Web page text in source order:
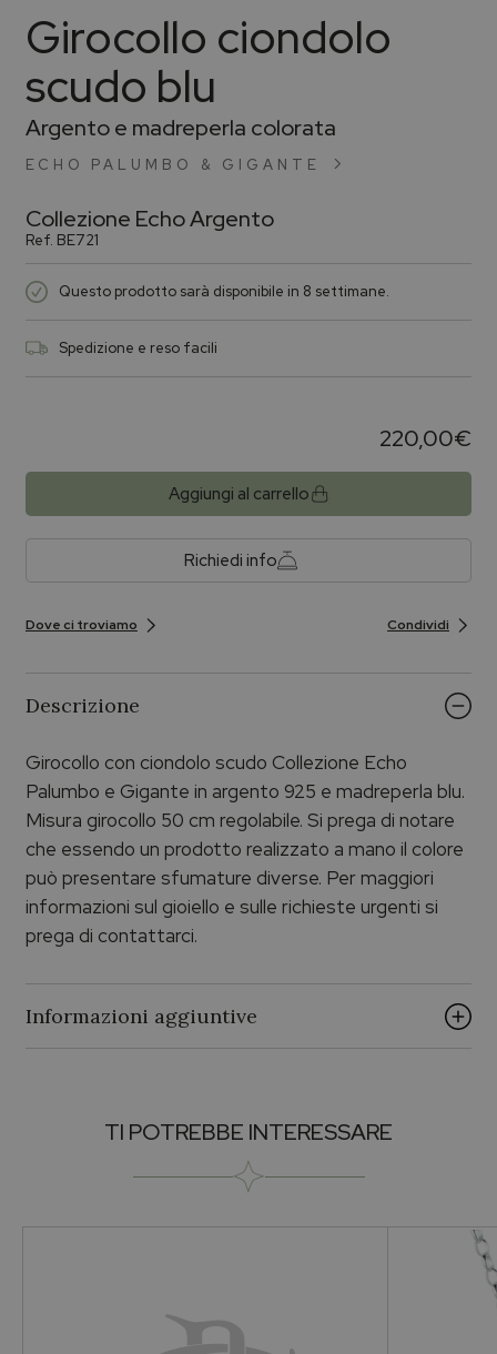
ECHO PALUMBO & GIGANTE
Girocollo ciondolo
scudo blu
Argento e madreperla colorata
Collezione Echo Argento
Ref. BE721
Questo prodotto sarà disponibile in 8 settimane.
Spedizione e reso facili
220,00€
Aggiungi al carrello
Richiedi info
Dove ci troviamo Condividi
Descrizione
Girocollo con ciondolo scudo Collezione Echo
Palumbo e Gigante in argento 925 e madreperla blu.
Misura girocollo 50 cm regolabile. Si prega di notare
che essendo un prodotto realizzato a mano il colore
può presentare sfumature diverse. Per maggiori
informazioni sul gioiello e sulle richieste urgenti si
prega di contattarci.
Informazioni aggiuntive
ECHO PALUMBO & GIGANTE
TI POTREBBE INTERESSARE